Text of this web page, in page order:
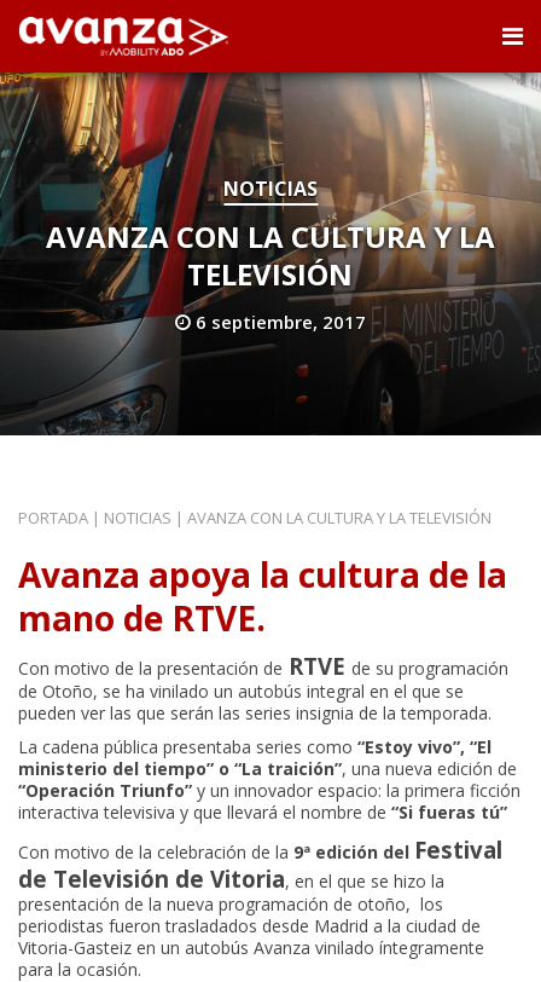
NOTICIAS
AVANZA CON LA CULTURA Y LA
TELEVISIÓN
6 septiembre, 2017
PORTADA | NOTICIAS | AVANZA CON LA CULTURA Y LA TELEVISIÓN
Avanza apoya la cultura de la
mano de RTVE.
Con motivo de la presentación de RTVE de su programación
de Otoño, se ha vinilado un autobús integral en el que se
pueden ver las que serán las series insignia de la temporada.
La cadena pública presentaba series como “Estoy vivo”, “El
ministerio del tiempo” o “La traición”, una nueva edición de
“Operación Triunfo” y un innovador espacio: la primera ficción
interactiva televisiva y que llevará el nombre de “Si fueras tú”
Con motivo de la celebración de la 9ª edición del Festival
de Televisión de Vitoria, en el que se hizo la
presentación de la nueva programación de otoño, los
periodistas fueron trasladados desde Madrid a la ciudad de
Vitoria-Gasteiz en un autobús Avanza vinilado íntegramente
para la ocasión.